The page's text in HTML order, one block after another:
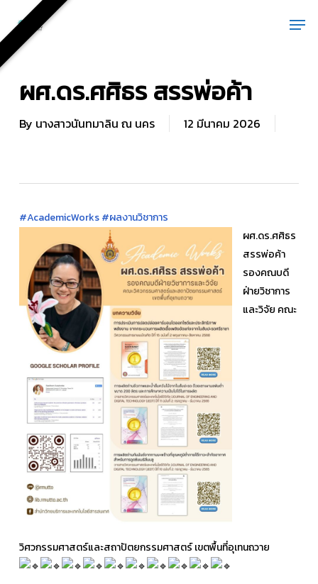
main
content
ผศ.ดร.ศศิธร สรรพ่อค้า
By นางสาวนันทมาลิน ณ นคร 12 มีนาคม 2026
#AcademicWorks#ผลงานวิชาการ
ผศ.ดร.ศศิธร
สรรพ่อค้า
รองคณบดี
ฝ่ายวิชาการ
และวิจัย คณะ
วิศวกรรมศาสตร์และสถาปัตยกรรมศาสตร์ เขตพื้นที่อุเทนถวาย